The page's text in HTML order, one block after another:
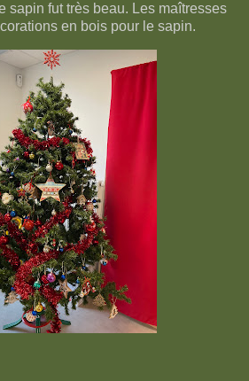
sapin fut très beau. Les maîtresses
en bois pour le sapin.